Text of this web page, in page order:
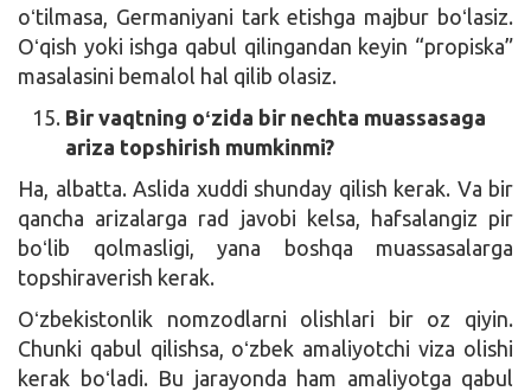
oʻtilmasa, Germaniyani tark etishga majbur boʻlasiz.
Oʻqish yoki ishga qabul qilingandan keyin “propiska”
masalasini bemalol hal qilib olasiz.
Bir vaqtning oʻzida bir nechta muassasaga
ariza topshirish mumkinmi?
Ha, albatta. Aslida xuddi shunday qilish kerak. Va bir
qancha arizalarga rad javobi kelsa, hafsalangiz pir
boʻlib qolmasligi, yana boshqa muassasalarga
topshiraverish kerak.
Oʻzbekistonlik nomzodlarni olishlari bir oz qiyin.
Chunki qabul qilishsa, oʻzbek amaliyotchi viza olishi
kerak boʻladi. Bu jarayonda ham amaliyotga qabul